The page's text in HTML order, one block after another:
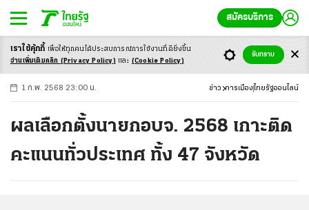
สมัครบริการ
-ก ก ก+
1 ก.พ. 2568 23:00 น. ข่าว การเมือง ไทยรัฐออนไลน์
ผลเลือกตั้งนายกอบจ. 2568 เกาะติด
คะแนนทั่วประเทศ ทั้ง 47 จังหวัด
เราใช้คุ้กกี้ เพื่อให้ทุกคนได้ประสบการณ์การใช้งานที่ดียิ่งขึ้น
อ่านเพิ่มเติมคลิก (Privacy Policy) และ (Cookie Policy)
รับทราบ